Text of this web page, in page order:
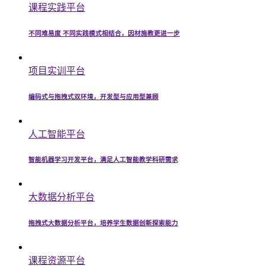
课程实践平台
不同难易度 不同实践模式相结合，因材施教更进一步
项目实训平台
编码式与拖拽式双环境，开发型与应用型兼顾
人工智能平台
智能机器学习开发平台，满足人工智能教学科研需求
大数据分析平台
拖拽式大数据分析平台，培养学生数据创新探索能力
课程资源平台